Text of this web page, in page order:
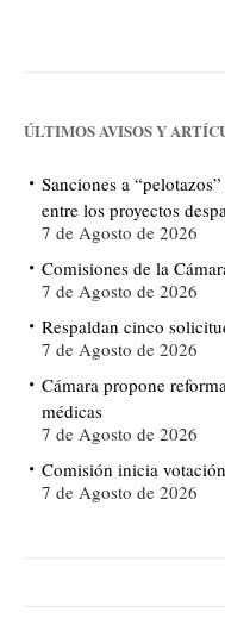
ÚLTIMOS AVISOS Y
Sanciones a
entre los proyectos
7 de Agosto de 2026
Comisiones de la
7 de Agosto de 2026
Respaldan cinco
7 de Agosto de 2026
Cámara propone
médicas
7 de Agosto de 2026
Comisión inicia
7 de Agosto de 2026